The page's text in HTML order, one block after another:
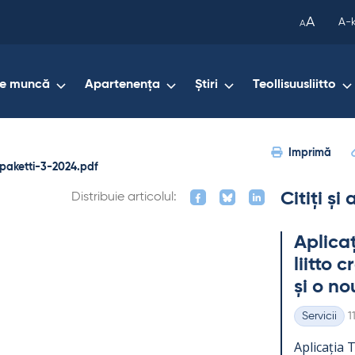
AA A-
muncă Apartenența Știri Teollisuusliitto
3-2024.pdf
Imprimă
Distribuie articolul: Citiți și
liitto
și o
Categorii
Servicii
Aplicația
your
clipboard.)